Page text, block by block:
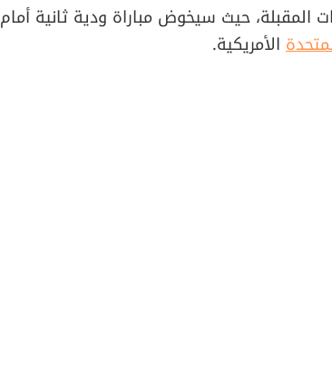
المقبلة، حيث سيخوض مباراة ودية ثانية أمام
الأمريكية.